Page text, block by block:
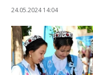
24.05.2024 14:04